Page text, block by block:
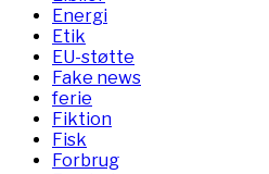
Energi
Etik
EU-støtte
Fake news
ferie
Fiktion
Fisk
Forbrug